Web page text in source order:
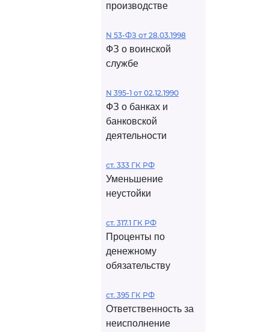
производстве
N 53-ФЗ от 28.03.1998
ФЗ о воинской
службе
N 395-1 от 02.12.1990
ФЗ о банках и
банковской
деятельности
ст. 333 ГК РФ
Уменьшение
неустойки
ст. 317.1 ГК РФ
Проценты по
денежному
обязательству
ст. 395 ГК РФ
Ответственность за
неисполнение